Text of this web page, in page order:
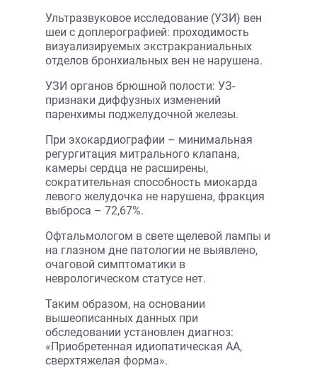
Ультразвуковое исследование (УЗИ) вен
шеи с доплерографией: проходимость
визуализируемых экстракраниальных
отделов бронхиальных вен не нарушена.
УЗИ органов брюшной полости: УЗ-
признаки диффузных изменений
паренхимы поджелудочной железы.
При эхокардиографии – минимальная
регургитация митрального клапана,
камеры сердца не расширены,
сократительная способность миокарда
левого желудочка не нарушена, фракция
выброса – 72,67%.
Офтальмологом в свете щелевой лампы и
на глазном дне патологии не выявлено,
очаговой симптоматики в
неврологическом статусе нет.
Таким образом, на основании
вышеописанных данных при
обследовании установлен диагноз:
«Приобретенная идиопатическая АА,
сверхтяжелая форма».